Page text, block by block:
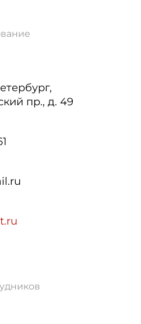
,
пр., д. 49